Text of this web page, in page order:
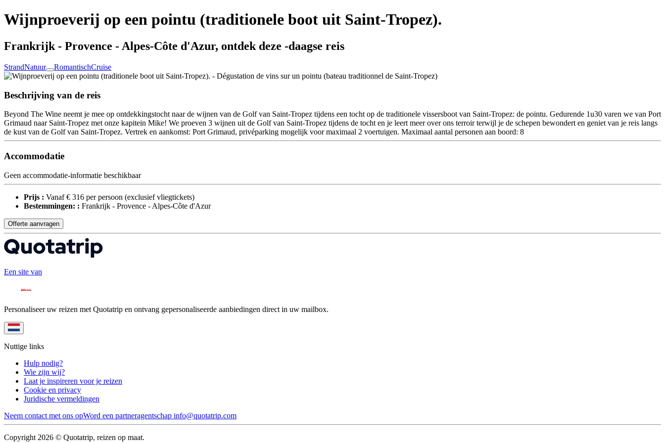
Wijnproeverij op een pointu (traditionele boot uit Saint-Tropez).
Frankrijk - Provence - Alpes-Côte d'Azur, ontdek deze -daagse reis
StrandNatuur RomantischCruise
Beschrijving van de reis
Beyond The Wine neemt je mee op ontdekkingstocht naar de wijnen van de Golf van Saint-Tropez tijdens een tocht op de traditionele vissersboot van Saint-Tropez: de pointu. Gedurende 1u30 varen we van Port
Grimaud naar Saint-Tropez met onze kapitein Mike! We proeven 3 wijnen uit de Golf van Saint-Tropez tijdens de tocht en je leert meer over ons terroir terwijl je de schepen bewondert en geniet van je reis langs
de kust van de Golf van Saint-Tropez. Vertrek en aankomst: Port Grimaud, privéparking mogelijk voor maximaal 2 voertuigen. Maximaal aantal personen aan boord: 8
Accommodatie
Geen accommodatie-informatie beschikbaar
Prijs : Vanaf € 316 per persoon (exclusief vliegtickets)
Bestemmingen: : Frankrijk - Provence - Alpes-Côte d'Azur
Offerte aanvragen
Een site van
Personaliseer uw reizen met Quotatrip en ontvang gepersonaliseerde aanbiedingen direct in uw mailbox.
Nuttige links
Hulp nodig?
Wie zijn wij?
Laat je inspireren voor je reizen
Cookie en privacy
Juridische vermeldingen
Neem contact met ons opWord een partneragentschap info@quotatrip.com
Copyright 2026 © Quotatrip, reizen op maat.